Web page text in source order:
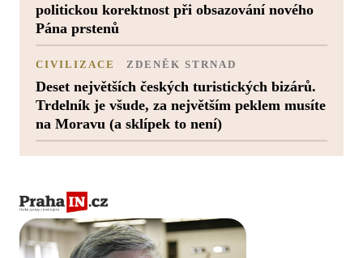
politickou korektnost při obsazování nového
Pána prstenů
CIVILIZACE ZDENĚK STRNAD
Deset největších českých turistických bizárů.
Trdelník je všude, za největším peklem musíte
na Moravu (a sklípek to není)